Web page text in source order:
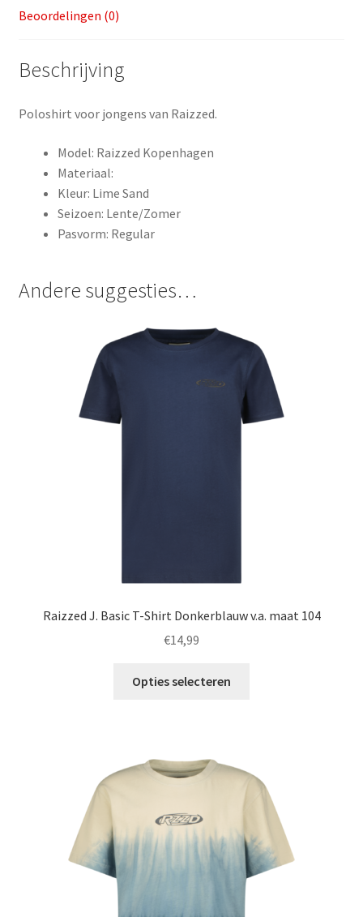
Beoordelingen (0)
Beschrijving
Poloshirt voor jongens van Raizzed.
Model: Raizzed Kopenhagen
Materiaal:
Kleur: Lime Sand
Seizoen: Lente/Zomer
Pasvorm: Regular
Andere suggesties…
Raizzed J. Basic T-Shirt Donkerblauw v.a. maat 104
€14,99
Opties selecteren
Deze
optie
gekozen
worden
op